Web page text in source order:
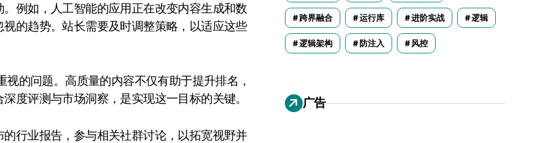
例如，人工智能的应用正在改变内容生成和数
的趋势。站长需要及时调整策略，以适应这些
的问题。高质量的内容不仅有助于提升排名，
度评测与市场洞察，是实现这一目标的关键。
行业报告，参与相关社群讨论，以拓宽视野并
跨界融合 运行库 进阶实战 逻辑
逻辑架构 防注入 风控
广告